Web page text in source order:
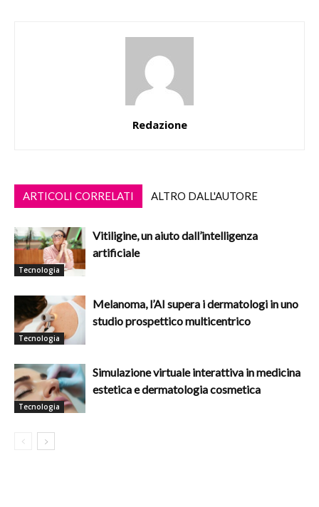
Redazione
ARTICOLI CORRELATI ALTRO DALL'AUTORE
Tecnologia
Vitiligine, un aiuto dall’intelligenza
artificiale
Tecnologia
Melanoma, l’AI supera i dermatologi in uno
studio prospettico multicentrico
Tecnologia
Simulazione virtuale interattiva in medicina
estetica e dermatologia cosmetica